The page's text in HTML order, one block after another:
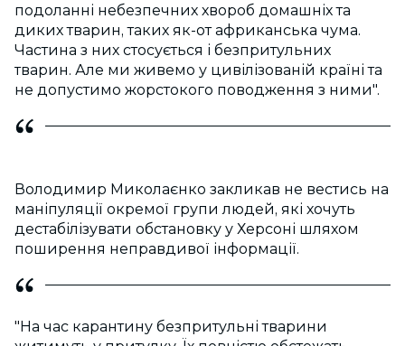
подоланні небезпечних хвороб домашніх та
диких тварин, таких як-от африканська чума.
Частина з них стосується і безпритульних
тварин. Але ми живемо у цивілізованій країні та
не допустимо жорстокого поводження з ними".
Володимир Миколаєнко закликав не вестись на
маніпуляції окремої групи людей, які хочуть
дестабілізувати обстановку у Херсоні шляхом
поширення неправдивої інформації.
"На час карантину безпритульні тварини